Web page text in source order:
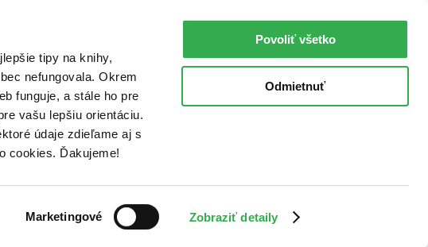
tipy na knihy,
nefungovala. Okrem
funguje, a stále ho pre
vašu lepšiu orientáciu.
údaje zdieľame aj s
cookies. Ďakujeme!
Marketingové Zobraziť detaily
Povoliť všetko
Odmietnuť